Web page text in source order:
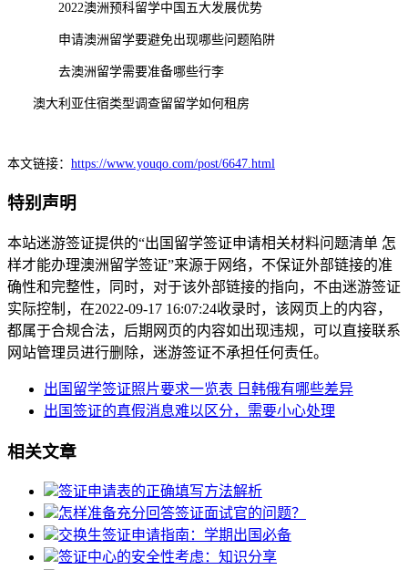
2022澳洲预科留学中国五大发展优势
申请澳洲留学要避免出现哪些问题陷阱
去澳洲留学需要准备哪些行李
澳大利亚住宿类型调查留留学如何租房
本文链接： https://www.youqo.com/post/6647.html
特别声明
本站迷游签证提供的“出国留学签证申请相关材料问题清单 怎
样才能办理澳洲留学签证”来源于网络，不保证外部链接的准
确性和完整性，同时，对于该外部链接的指向，不由迷游签证
实际控制，在2022-09-17 16:07:24收录时，该网页上的内容，
都属于合规合法，后期网页的内容如出现违规，可以直接联系
网站管理员进行删除，迷游签证不承担任何责任。
出国留学签证照片要求一览表 日韩俄有哪些差异
出国签证的真假消息难以区分，需要小心处理
相关文章
签证申请表的正确填写方法解析
怎样准备充分回答签证面试官的问题？
交换生签证申请指南：学期出国必备
签证中心的安全性考虑：知识分享